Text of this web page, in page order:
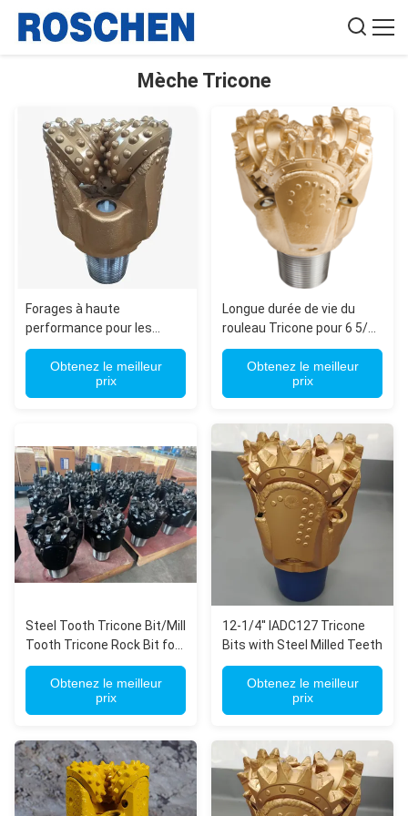
Mèche Tricone
Forages à haute
performance pour les
mines de roche à rouleaux
en tricone pour le Chili
Obtenez le meilleur
prix
Longue durée de vie du
rouleau Tricone pour 6 5/8
API Reg Connection 200-
300 heures Durée de vie
Obtenez le meilleur
prix
Steel Tooth Tricone Bit/Mill
Tooth Tricone Rock Bit for
oil，gas, water well drilling
Obtenez le meilleur
prix
12-1/4'' IADC127 Tricone
Bits with Steel Milled Teeth
Obtenez le meilleur
prix